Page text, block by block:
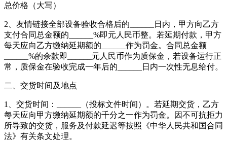
总价格（大写）
2、友情链接全部设备验收合格后的______日内，甲方向乙方
支付合同总金额的______%即元人民币整。若延期付款，甲方
每天应向乙方缴纳延期额的______作为罚金。合同总金额
______%的余款即______元人民币作为质保金，若设备运行正
常，质保金在验收完成一年后的______日内一次性无息给付。
二、交货时间及地点
1、交货时间：______（投标文件时间）。若延期交货，乙方
每天应向甲方缴纳延期额的千分之一作为罚金。因不可抗拒力
所导致的交货，服务及付款延迟等按照《中华人民共和国合同
法》有关条文处理。